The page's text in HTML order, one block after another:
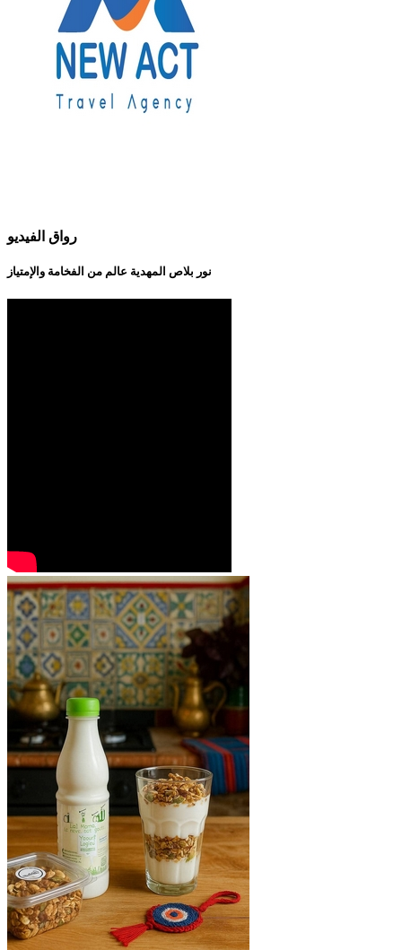
رواق الفيديو
نور بلاص المهدية عالم من الفخامة والإمتياز